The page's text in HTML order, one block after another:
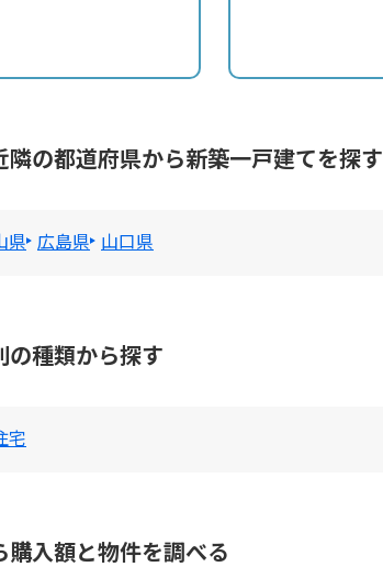
隣の都道府県から新築一戸建てを探す
県 広島県 山口県
の種類から探す
宅
購入額と物件を調べる